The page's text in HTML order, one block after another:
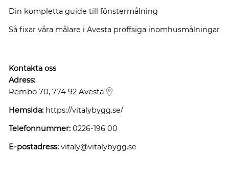
Din kompletta guide till fönstermålning
Så fixar våra målare i Avesta proffsiga inomhusmålningar
Kontakta oss
Adress:
Rembo 70, 774 92 Avesta
Hemsida: https://vitalybygg.se/
Telefonnummer: 0226-196 00
E-postadress: vitaly@vitalybygg.se